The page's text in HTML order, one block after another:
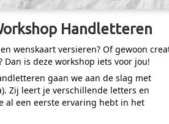
Handletteren
wenskaart versieren? Of gewoon
Dan is deze workshop iets voor jou!
gaan we aan de slag met
Zij leert je verschillende letters en
al een eerste ervaring hebt in het